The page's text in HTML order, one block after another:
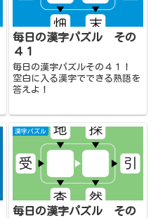
毎日の漢字パズル その
４１
毎日の漢字パズルその４１！
空白に入る漢字でできる熟語を
答えよ！
漢字パズル
毎日の漢字パズル その